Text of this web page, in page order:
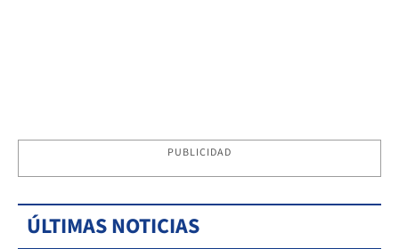
PUBLICIDAD
ÚLTIMAS NOTICIAS